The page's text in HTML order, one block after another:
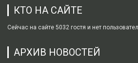
КТО НА САЙТЕ
Сейчас на сайте 5032 гостя и нет
АРХИВ НОВОСТЕЙ